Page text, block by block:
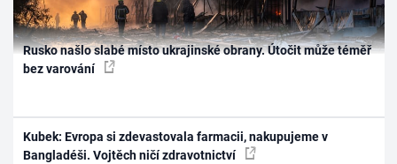
Rusko našlo slabé místo ukrajinské obrany. Útočit může téměř
bez varování
Kubek: Evropa si zdevastovala farmacii, nakupujeme v
Bangladéši. Vojtěch ničí zdravotnictví